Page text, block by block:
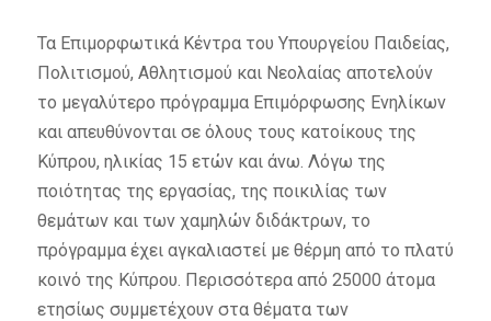
Τα Επιμορφωτικά Κέντρα του Υπουργείου Παιδείας,
Πολιτισμού, Αθλητισμού και Νεολαίας αποτελούν
το μεγαλύτερο πρόγραμμα Επιμόρφωσης Ενηλίκων
και απευθύνονται σε όλους τους κατοίκους της
Κύπρου, ηλικίας 15 ετών και άνω. Λόγω της
ποιότητας της εργασίας, της ποικιλίας των
θεμάτων και των χαμηλών διδάκτρων, το
πρόγραμμα έχει αγκαλιαστεί με θέρμη από το πλατύ
κοινό της Κύπρου. Περισσότερα από 25000 άτομα
ετησίως συμμετέχουν στα θέματα των